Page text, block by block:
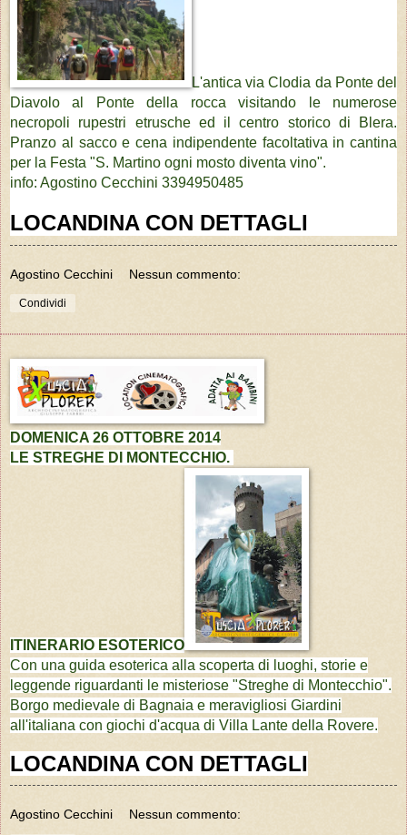
L'antica via Clodia da Ponte del
Diavolo al Ponte della rocca visitando le numerose
necropoli rupestri etrusche ed il centro storico di Blera.
Pranzo al sacco e cena indipendente facoltativa in cantina
per la Festa "S. Martino ogni mosto diventa vino".
info: Agostino Cecchini 3394950485
LOCANDINA CON DETTAGLI
Agostino Cecchini Nessun commento:
Condividi
DOMENICA 26 OTTOBRE 2014
LE STREGHE DI
MONTECCHIO.
ITINERARIO ESOTERICO
Con una guida esoterica alla scoperta di luoghi, storie e
leggende riguardanti le misteriose "Streghe di Montecchio".
Borgo medievale di Bagnaia e meravigliosi Giardini
all'italiana con giochi d'acqua di Villa Lante della Rovere.
LOCANDINA CON DETTAGLI
Agostino Cecchini Nessun commento: